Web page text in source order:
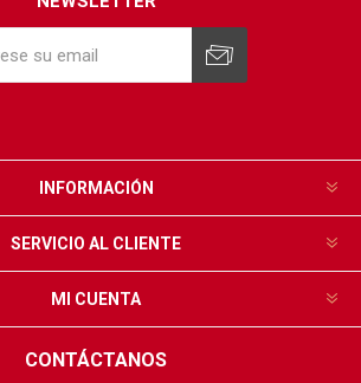
INFORMACIÓN
SERVICIO AL CLIENTE
MI CUENTA
CONTÁCTANOS